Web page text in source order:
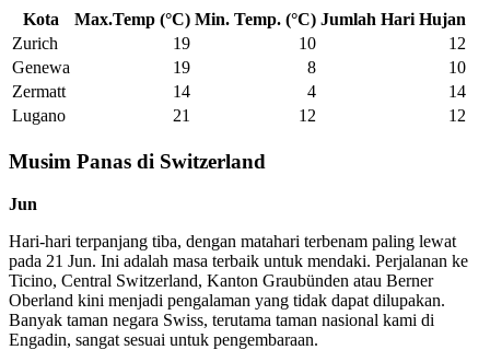
Kota Max.Temp (°C) Min. Temp. (°C) Jumlah Hari Hujan
Zurich
19 10
12
Genewa
19 8
10
Zermatt
14 4
14
Lugano
21 12 12
Musim Panas di Switzerland
Jun
Hari-hari terpanjang tiba, dengan matahari terbenam paling lewat
pada 21 Jun. Ini adalah masa terbaik untuk mendaki. Perjalanan ke
Ticino, Central Switzerland, Kanton Graubünden atau Berner
Oberland kini menjadi pengalaman yang tidak dapat dilupakan.
Banyak taman negara Swiss, terutama taman nasional kami di
Engadin, sangat sesuai untuk pengembaraan.